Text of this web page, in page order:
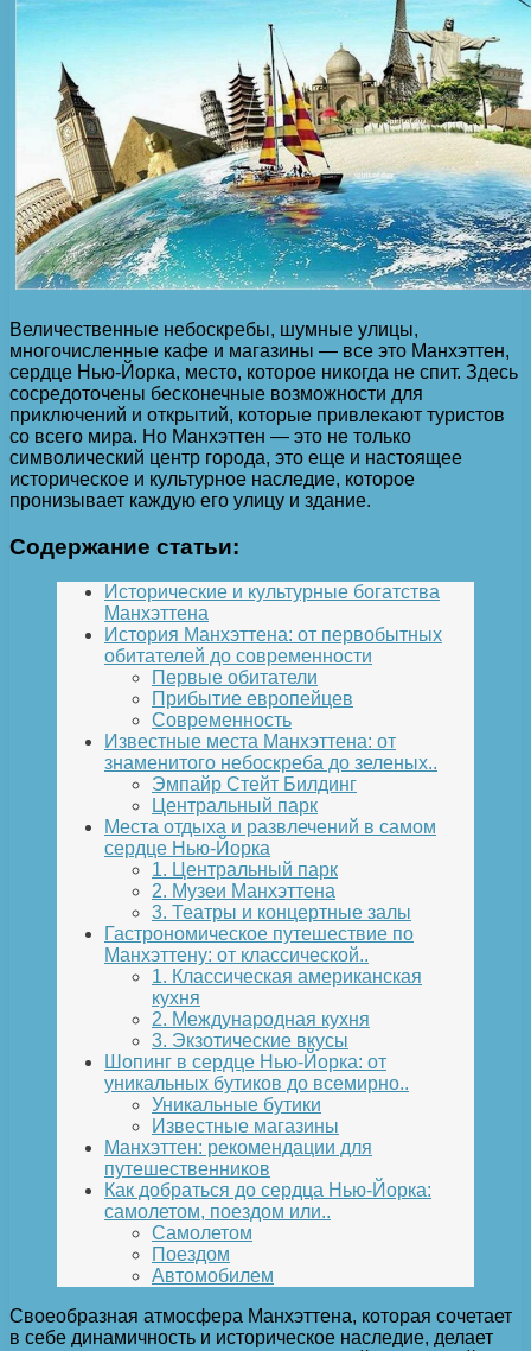
Величественные небоскребы, шумные улицы,
многочисленные кафе и магазины — все это Манхэттен,
сердце Нью-Йорка, место, которое никогда не спит. Здесь
сосредоточены бесконечные возможности для
приключений и открытий, которые привлекают туристов
со всего мира. Но Манхэттен — это не только
символический центр города, это еще и настоящее
историческое и культурное наследие, которое
пронизывает каждую его улицу и здание.
Содержание статьи:
Исторические и культурные богатства
Манхэттена
История Манхэттена: от первобытных
обитателей до современности
Первые обитатели
Прибытие европейцев
Современность
Известные места Манхэттена: от
знаменитого небоскреба до зеленых..
Эмпайр Стейт Билдинг
Центральный парк
Места отдыха и развлечений в самом
сердце Нью-Йорка
1. Центральный парк
2. Музеи Манхэттена
3. Театры и концертные залы
Гастрономическое путешествие по
Манхэттену: от классической..
1. Классическая американская
кухня
2. Международная кухня
3. Экзотические вкусы
Шопинг в сердце Нью-Йорка: от
уникальных бутиков до всемирно..
Уникальные бутики
Известные магазины
Манхэттен: рекомендации для
путешественников
Как добраться до сердца Нью-Йорка:
самолетом, поездом или..
Самолетом
Поездом
Автомобилем
Своеобразная атмосфера Манхэттена, которая сочетает
в себе динамичность и историческое наследие, делает